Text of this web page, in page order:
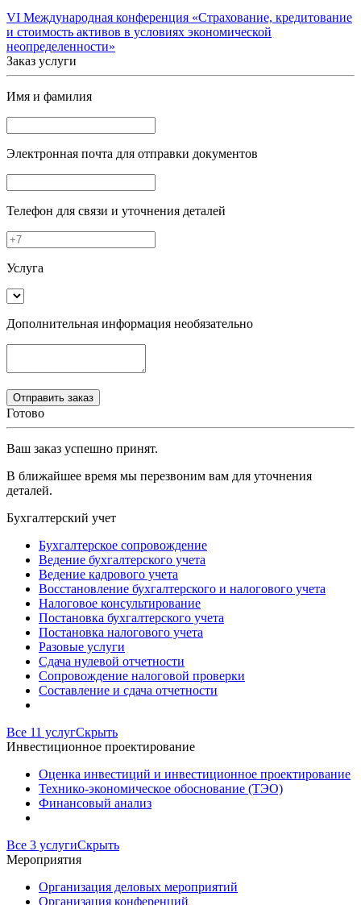
VI Международная конференция «Страхование, кредитование
и стоимость активов в условиях экономической
неопределенности»
Заказ услуги
Имя и фамилия
Электронная почта для отправки документов
Телефон для связи и уточнения деталей
Услуга
Дополнительная информация необязательно
Готово
Ваш заказ успешно принят.
В ближайшее время мы перезвоним вам для уточнения
деталей.
Бухгалтерский учет
Бухгалтерское сопровождение
Ведение бухгалтерского учета
Ведение кадрового учета
Восстановление бухгалтерского и налогового учета
Налоговое консультирование
Постановка бухгалтерского учета
Постановка налогового учета
Разовые услуги
Сдача нулевой отчетности
Сопровождение налоговой проверки
Составление и сдача отчетности
Все 11 услугСкрыть
Инвестиционное проектирование
Оценка инвестиций и инвестиционное проектирование
Технико-экономическое обоснование (ТЭО)
Финансовый анализ
Все 3 услугиСкрыть
Мероприятия
Организация деловых мероприятий
Организация конференций